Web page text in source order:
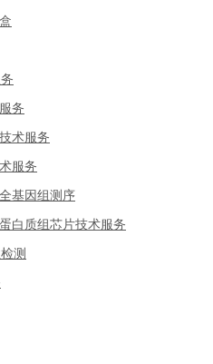
务
术服务
服务
基因组测序
白质组芯片技术服务
测